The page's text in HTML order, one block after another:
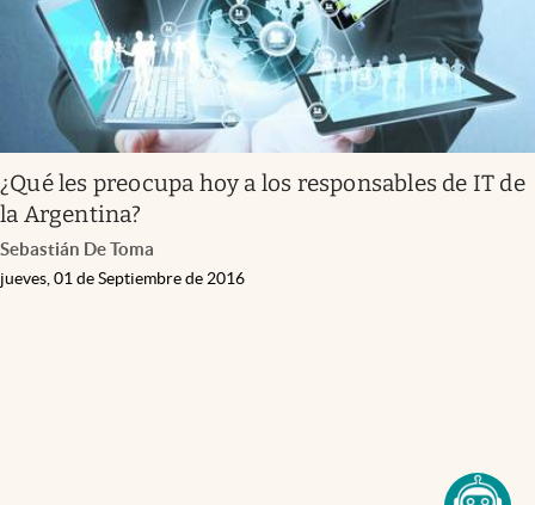
¿Qué les preocupa hoy a los responsables de IT de
la Argentina?
Sebastián De Toma
jueves, 01 de Septiembre de 2016